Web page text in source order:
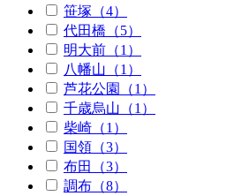
笹塚（4）
代田橋（5）
明大前（1）
八幡山（1）
芦花公園（1）
千歳烏山（1）
柴崎（1）
国領（3）
布田（3）
調布（8）